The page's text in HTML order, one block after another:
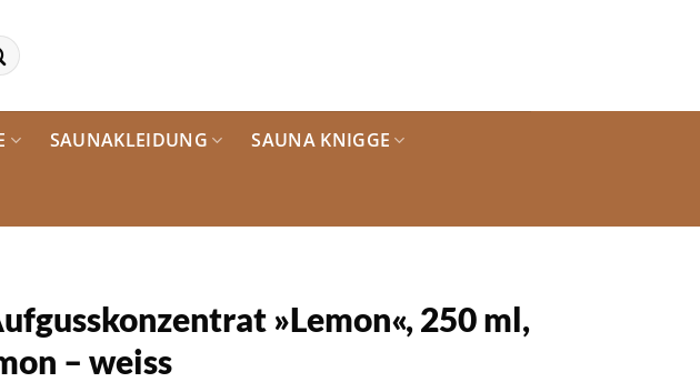
SAUNAKLEIDUNG SAUNA KNIGGE
»Lemon«, 250 ml,
– weiss